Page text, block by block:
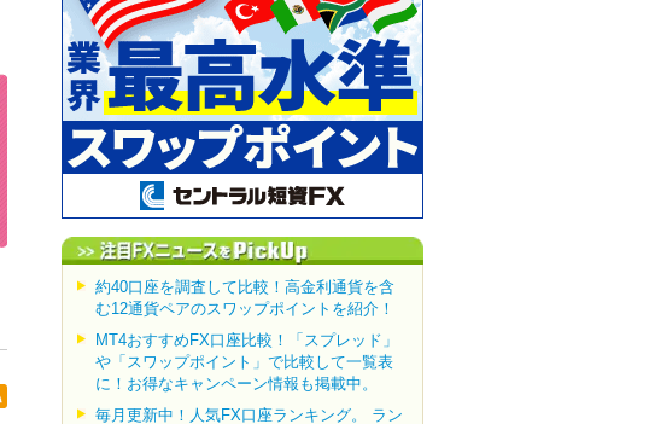
約40口座を調査して比較！高金利通貨を含
む12通貨ペアのスワップポイントを紹介！
MT4おすすめFX口座比較！「スプレッド」
や「スワップポイント」で比較して一覧表
に！お得なキャンペーン情報も掲載中。
毎月更新中！人気FX口座ランキング。 ラン